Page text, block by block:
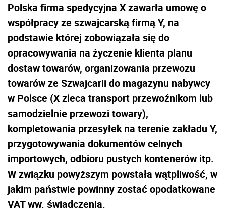
Polska firma spedycyjna X zawarła umowę o
współpracy ze szwajcarską firmą Y, na
podstawie której zobowiązała się do
opracowywania na życzenie klienta planu
dostaw towarów, organizowania przewozu
towarów ze Szwajcarii do magazynu nabywcy
w Polsce (X zleca transport przewoźnikom lub
samodzielnie przewozi towary),
kompletowania przesyłek na terenie zakładu Y,
przygotowywania dokumentów celnych
importowych, odbioru pustych kontenerów itp.
W związku powyższym powstała wątpliwość, w
jakim państwie powinny zostać opodatkowane
VAT ww. świadczenia.